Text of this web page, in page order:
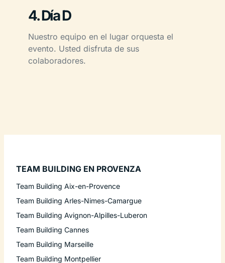
4. Día D
Nuestro equipo en el lugar orquesta el
evento. Usted disfruta de sus
colaboradores.
TEAM BUILDING EN PROVENZA
Team Building Aix-en-Provence
Team Building Arles-Nimes-Camargue
Team Building Avignon-Alpilles-Luberon
Team Building Cannes
Team Building Marseille
Team Building Montpellier